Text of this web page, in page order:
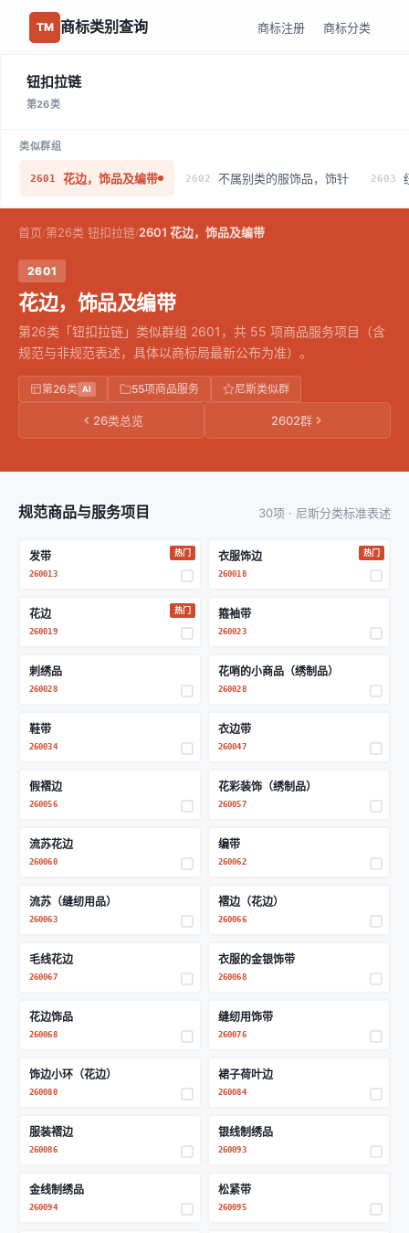
TM 商标类别查询 商标注册 商标分类
钮扣拉链
第26类
类似群组
2601 花边，饰品及编带 2602 不属别类的服饰品，饰针 2603
首页/第26类 钮扣拉链/2601 花边，饰品及编带
2601
花边，饰品及编带
第26类「钮扣拉链」类似群组 2601，共 55 项商品服务项目（含
规范与非规范表述，具体以商标局最新公布为准）。
第26类 AI 55项商品服务 尼斯类似群
26类总览 2602群
规范商品与服务项目 30项 · 尼斯分类标准表述
发带
260013
热门 衣服饰边
260018
热门
花边
260019
热门 箍袖带
260023
刺绣品
260028
花哨的小商品（绣制品）
260028
鞋带
260034
衣边带
260047
假褶边
260056
花彩装饰（绣制品）
260057
流苏花边
260060
编带
260062
流苏（缝纫用品）
260063
褶边（花边）
260066
毛线花边
260067
衣服的金银饰带
260068
花边饰品
260068
缝纫用饰带
260076
饰边小环（花边）
260080
裙子荷叶边
260084
服装褶边
260086
银线制绣品
260093
金线制绣品
260094
松紧带
260095